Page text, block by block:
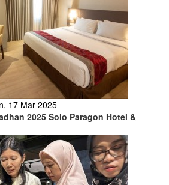
17 Mar 2025
2025 Solo Paragon Hotel &